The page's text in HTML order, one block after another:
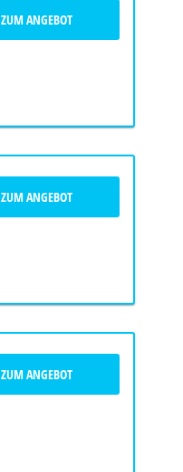
ZUM ANGEBOT
ZUM ANGEBOT
ZUM ANGEBOT